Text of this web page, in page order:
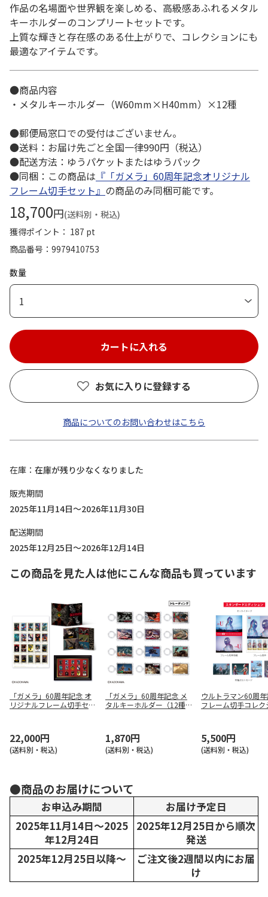
作品の名場面や世界観を楽しめる、高級感あふれるメタル
キーホルダーのコンプリートセットです。
上質な輝きと存在感のある仕上がりで、コレクションにも
最適なアイテムです。
●商品内容
・メタルキーホルダー（W60mm×H40mm）×12種
●郵便局窓口での受付はございません。
●送料：お届け先ごと全国一律990円（税込）
●配送方法：ゆうパケットまたはゆうパック
●同梱：この商品は 『「ガメラ」60周年記念オリジナル
フレーム切手セット』 の商品のみ同梱可能です。
18,700円(送料別・税込)
獲得ポイント： 187 pt
商品番号
9979410753
数量
1
お気に入りに登録する
商品についてのお問い合わせはこちら
在庫
在庫が残り少なくなりました
販売期間
2025年11月14日～2026年11月30日
配送期間
2025年12月25日～2026年12月14日
この商品を見た人は他にこんな商品も買っています
「ガメラ」60周年記念 オ
リジナルフレーム切手セッ
22,000円
(送料別・税込)
「ガメラ」60周年記念 メ
タルキーホルダー（12種
1,870円
(送料別・税込)
ウルトラマン60周
フレーム切手コレク
5,500円
(送料別・税込)
●商品のお届けについて
お申込み期間
お届け予定日
2025年11月14日～2025
年12月24日
2025年12月25日から順次
発送
2025年12月25日以降～
ご注文後2週間以内にお届
け